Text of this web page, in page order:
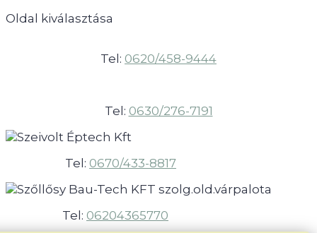
Oldal kiválasztása
Tel: 0620/458-9444
Tel: 0630/276-7191
Tel: 0670/433-8817
Tel: 06204365770